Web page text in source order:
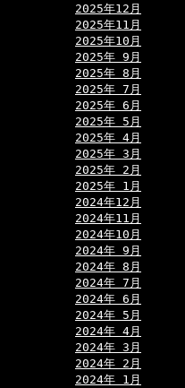
2025年12月
2025年11月
2025年10月
2025年 9月
2025年 8月
2025年 7月
2025年 6月
2025年 5月
2025年 4月
2025年 3月
2025年 2月
2025年 1月
2024年12月
2024年11月
2024年10月
2024年 9月
2024年 8月
2024年 7月
2024年 6月
2024年 5月
2024年 4月
2024年 3月
2024年 2月
2024年 1月